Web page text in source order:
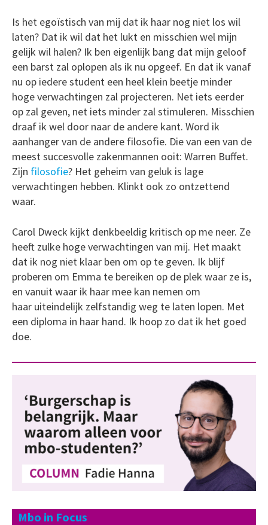
Is het egoïstisch van mij dat ik haar nog niet los wil
laten? Dat ik wil dat het lukt en misschien wel mijn
gelijk wil halen? Ik ben eigenlijk bang dat mijn geloof
een barst zal oplopen als ik nu opgeef. En dat ik vanaf
nu op iedere student een heel klein beetje minder
hoge verwachtingen zal projecteren. Net iets eerder
op zal geven, net iets minder zal stimuleren. Misschien
draaf ik wel door naar de andere kant. Word ik
aanhanger van de andere filosofie. Die van een van de
meest succesvolle zakenmannen ooit: Warren Buffet.
Zijn filosofie? Het geheim van geluk is lage
verwachtingen hebben. Klinkt ook zo ontzettend
waar.
Carol Dweck kijkt denkbeeldig kritisch op me neer. Ze
heeft zulke hoge verwachtingen van mij. Het maakt
dat ik nog niet klaar ben om op te geven. Ik blijf
proberen om Emma te bereiken op de plek waar ze is,
en vanuit waar ik haar mee kan nemen om
haar uiteindelijk zelfstandig weg te laten lopen. Met
een diploma in haar hand. Ik hoop zo dat ik het goed
doe.
Mbo in Focus